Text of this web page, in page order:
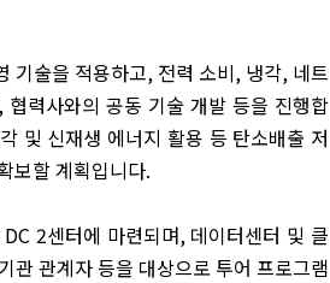
술을 적용하고, 전력 소비, 냉각, 네트
력사와의 공동 기술 개발 등을 진행합
및 신재생 에너지 활용 등 탄소배출 저
보할 계획입니다.
2센터에 마련되며, 데이터센터 및 클
관 관계자 등을 대상으로 투어 프로그램